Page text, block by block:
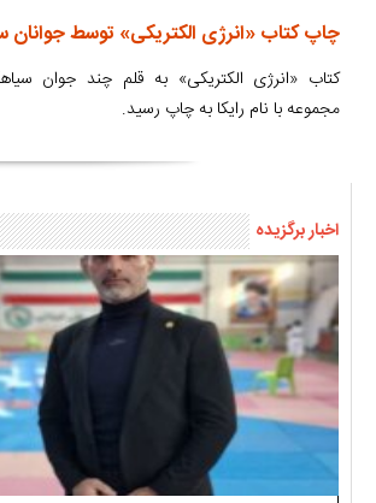
چاپ کتاب «انرژی الکتریکی» توسط جوانان
کتاب «انرژی الکتریکی» به قلم چند جوان
مجموعه با نام رایکا به چاپ رسید.
اخبار برگزیده